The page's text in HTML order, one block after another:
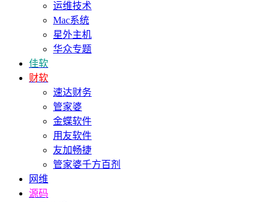
运维技术
Mac系统
星外主机
华众专题
佳软
财软
速达财务
管家婆
金蝶软件
用友软件
友加畅捷
管家婆千方百剂
网维
源码